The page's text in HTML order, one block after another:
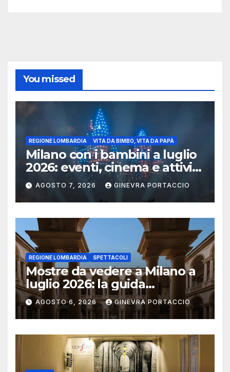
You missed
REGIONE LOMBARDIA VITA DA BIMBO, VITA DA PAPÀ
Milano con i bambini a luglio
2026: eventi, cinema e attività
per famiglie
AGOSTO 7, 2026 GINEVRA PORTACCIO
REGIONE LOMBARDIA SPETTACOLI
Mostre da vedere a Milano a
luglio 2026: la guida
aggiornata
AGOSTO 6, 2026 GINEVRA PORTACCIO